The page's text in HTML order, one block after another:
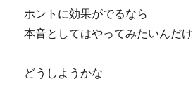
ホントに効果がでるなら
本音としてはやってみたいんだけ
どうしようかな